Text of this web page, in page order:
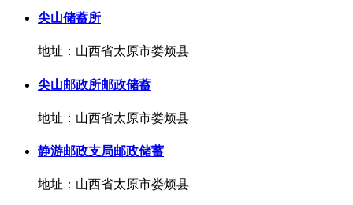
尖山储蓄所
地址：山西省太原市娄烦县
尖山邮政所邮政储蓄
地址：山西省太原市娄烦县
静游邮政支局邮政储蓄
地址：山西省太原市娄烦县